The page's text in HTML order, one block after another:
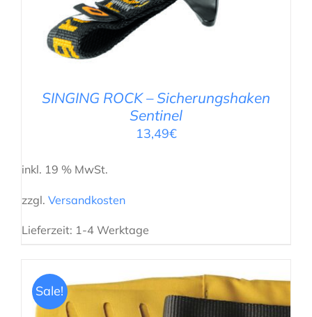
SINGING ROCK – Sicherungshaken
Sentinel
13,49€
inkl. 19 % MwSt.
zzgl. Versandkosten
Lieferzeit: 1-4 Werktage
Sale!